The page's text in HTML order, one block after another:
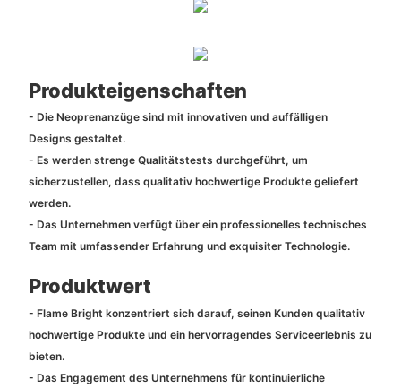
Produkteigenschaften
- Die Neoprenanzüge sind mit innovativen und auffälligen
Designs gestaltet.
- Es werden strenge Qualitätstests durchgeführt, um
sicherzustellen, dass qualitativ hochwertige Produkte geliefert
werden.
- Das Unternehmen verfügt über ein professionelles technisches
Team mit umfassender Erfahrung und exquisiter Technologie.
Produktwert
- Flame Bright konzentriert sich darauf, seinen Kunden qualitativ
hochwertige Produkte und ein hervorragendes Serviceerlebnis zu
bieten.
- Das Engagement des Unternehmens für kontinuierliche